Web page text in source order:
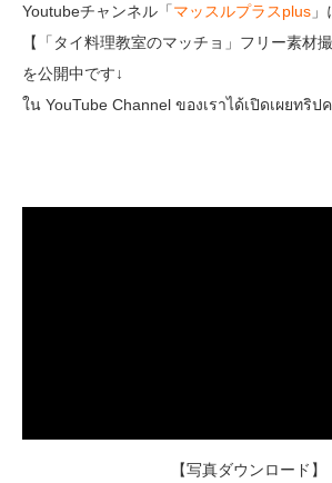
Youtubeチャンネル「マッスルプラスplus 」
【「タイ料理教室のマッチョ」フリー素材
を公開中です↓
ใน YouTube Channel ของเราได้เปิดเผยทริ
【写真ダウンロード】